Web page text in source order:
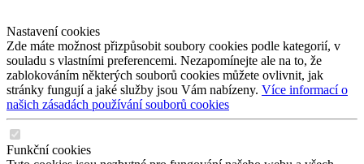
Nastavení cookies
Zde máte možnost přizpůsobit soubory cookies podle kategorií, v
souladu s vlastními preferencemi. Nezapomínejte ale na to, že
zablokováním některých souborů cookies můžete ovlivnit, jak
stránky fungují a jaké služby jsou Vám nabízeny. Více informací o
našich zásadách používání souborů cookies
Funkční cookies